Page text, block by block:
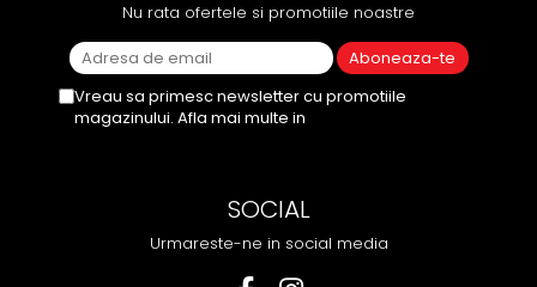
Nu rata ofertele si promotiile noastre
Vreau sa primesc newsletter cu promotiile
magazinului. Afla mai multe in
SOCIAL
Urmareste-ne in social media